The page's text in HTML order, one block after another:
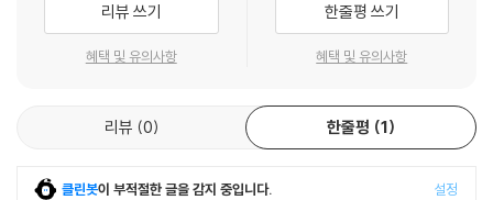
리뷰 쓰기
혜택 및 유의사항
한줄평 쓰기
혜택 및 유의사항
리뷰 0 한줄평 1
클린봇이 부적절한 글을 감지 중입니다. 설정